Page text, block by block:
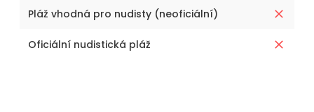
Pláž vhodná pro nudisty (neoficiální)
Oficiální nudistická pláž